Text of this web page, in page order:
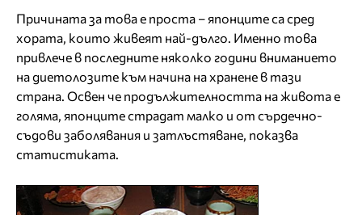
Причината за това е проста – японците са сред
хората, които живеят най-дълго. Именно това
привлече в последните няколко години вниманието
на диетолозите към начина на хранене в тази
страна. Освен че продължителността на живота е
голяма, японците страдат малко и от сърдечно-
съдови заболявания и затлъстяване, показва
статистиката.